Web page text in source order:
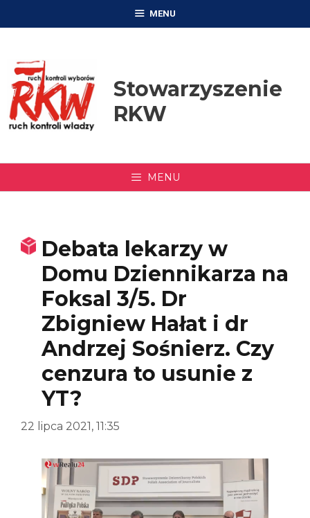
MENU
Stowarzyszenie
RKW
MENU
Debata lekarzy w
Domu Dziennikarza na
Foksal 3/5. Dr
Zbigniew Hałat i dr
Andrzej Sośnierz. Czy
cenzura to usunie z
YT?
22 lipca 2021, 11:35